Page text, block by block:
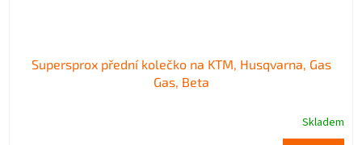
Supersprox přední kolečko na KTM, Husqvarna, Gas
Gas, Beta
Skladem